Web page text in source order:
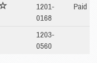
1201-
0168
Paid
1203-
0560